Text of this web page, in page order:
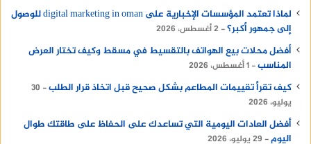
لماذا تعتمد المؤسسات الإخبارية على digital marketing in oman للوصول
إلى جمهور أكبر؟ 2 أغسطس، 2026
أفضل محلات بيع الهواتف بالتقسيط في مسقط وكيف تختار العرض
المناسب 1 أغسطس، 2026
كيف تقرأ تقييمات المطاعم بشكل صحيح قبل اتخاذ قرار الطلب
30
يوليو، 2026
أفضل العادات اليومية التي تساعدك على الحفاظ على طاقتك طوال
اليوم
29 يوليو، 2026